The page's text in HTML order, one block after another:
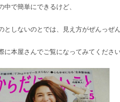
中で簡単にできるけど、
としないのとでは、見え方がぜんっぜ
に本屋さんでご覧になってみてくださ